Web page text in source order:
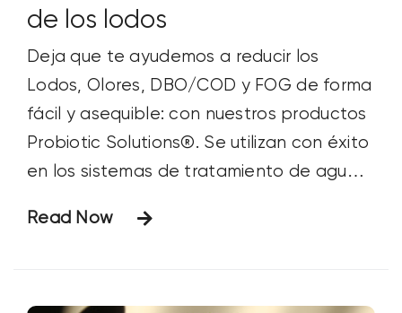
de los lodos
Deja que te ayudemos a reducir los
Lodos, Olores, DBO/COD y FOG de forma
fácil y asequible: con nuestros productos
Probiotic Solutions®. Se utilizan con éxito
en los sistemas de tratamiento de aguas
agua y reducir los costes de
Read Now